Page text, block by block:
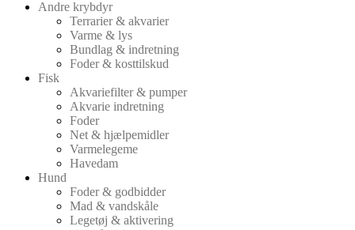
Andre krybdyr
Terrarier & akvarier
Varme & lys
Bundlag & indretning
Foder & kosttilskud
Fisk
Akvariefilter & pumper
Akvarie indretning
Foder
Net & hjælpemidler
Varmelegeme
Havedam
Hund
Foder & godbidder
Mad & vandskåle
Legetøj & aktivering